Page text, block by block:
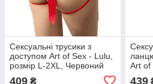
Сексуальні трусики з
доступом Art of Sex - Lulu,
розмір L-2XL, Червоний
409 ₴
Art of
439